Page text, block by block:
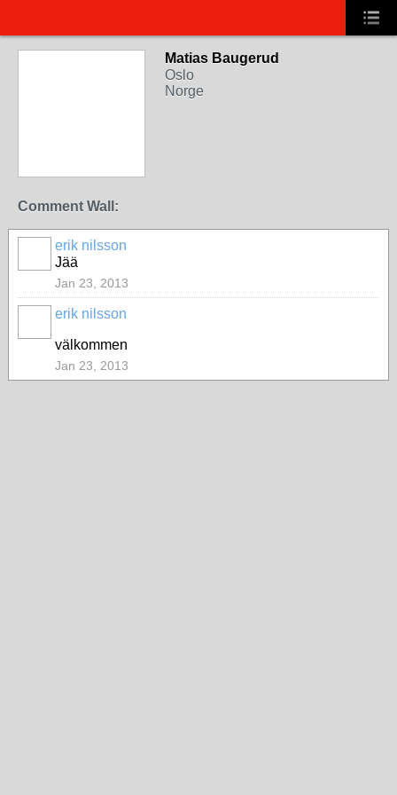
Matias Baugerud
Oslo
Norge
Comment Wall:
erik nilsson
Jää
Jan 23, 2013
erik nilsson
välkommen
Jan 23, 2013